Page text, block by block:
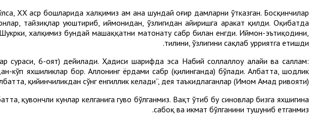
XX аср бошларида халқимиз ҳам ана шундай оғир дамларни ўтказган. Босқинчилар
тайзиқлар уюштириб, иймонидан, ўзлигидан айиришга ҳаракат қилди. Оқибатда
халқимиз бундай машаққатни матонату сабр билан енгди. Иймон-эътиқодини,
тилини, ўзлигини сақлаб ҳурриятга етишди.
сураси, 6-оят) дейилади. Ҳадиси шарифда эса Набий соллаллоҳу алайҳи ва саллам:
кўп яхшиликлар бор. Аллоҳнинг ёрдами сабр (қилинганда) бўлади. Албатта, шодлик
қийинчиликдан сўнг енгиллик келади”, дея таъкидлаганлар (Имом Аҳмад ривояти).
қувончли кунлар келганига гувоҳ бўлганмиз. Вақт ўтиб бу синовлар бизга яхшигина
сабоқ ва ҳикмат бўлганини тушуниб етганмиз.